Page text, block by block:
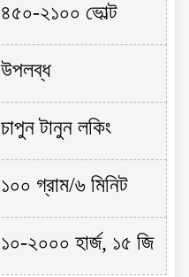
৪৫০-২১০০ ভোল্ট
উপলব্ধ
চাপুন টানুন লকিং
১০০ গ্রাম/৬ মিনিট
১০-২০০০ হার্জ, ১৫ জি